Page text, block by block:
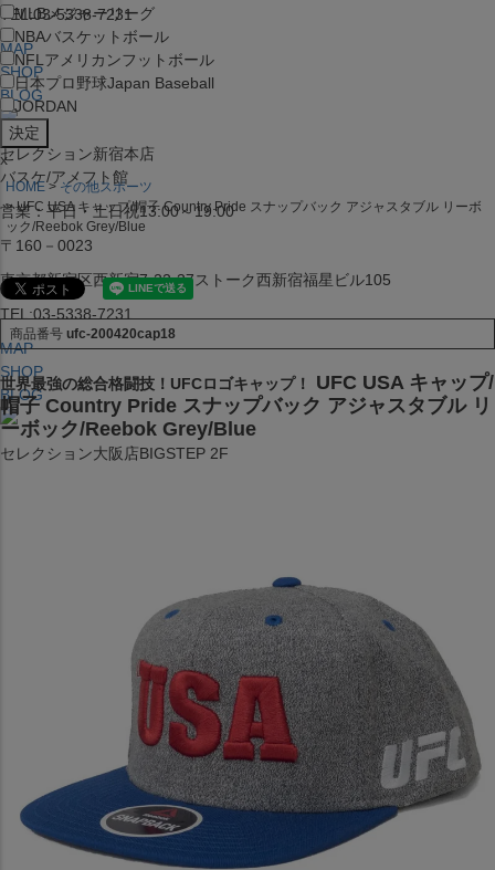
TEL:03-5338-7231
MAP
SHOP
BLOG
セレクション新宿本店
バスケ/アメフト館
営業：平日・土日祝13:00～19:00
〒160－0023
東京都新宿区西新宿7-22-37ストーク西新宿福星ビル105
TEL:03-5338-7231
MAP
SHOP
BLOG
セレクション大阪店BIGSTEP 2F
営業：土・日・祝日のみ 12:00-18:00
〒101-0061
東京都千代田区神田三崎町２丁目２２−１ 1F
MLBメジャーリーグ
NBAバスケットボール
NFL アメリカンフットボール
日本プロ野球Japan Baseball
JORDAN
x
HOME
その他スポーツ
UFC USA キャップ/帽子 Country Pride スナップバック アジャスタブル リーボ
ック/Reebok Grey/Blue
商品番号 ufc-200420cap18
世界最強の総合格闘技！UFCロゴキャップ！
UFC USA キャップ/
帽子 Country Pride スナップバック アジャスタブル リ
ーボック/Reebok Grey/Blue